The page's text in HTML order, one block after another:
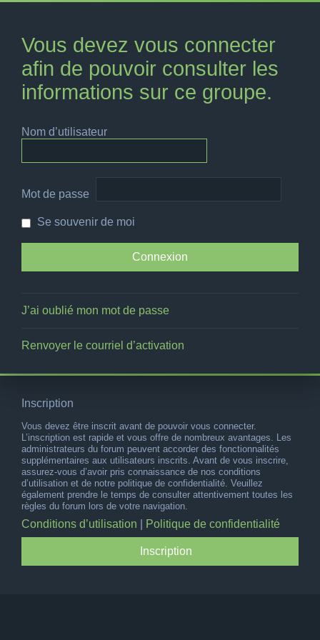
Vous devez vous connecter
afin de pouvoir consulter les
informations sur ce groupe.
Nom d’utilisateur
Mot de passe
Se souvenir de moi
J’ai oublié mon mot de passe
Renvoyer le courriel d’activation
Inscription
Vous devez être inscrit avant de pouvoir vous connecter.
L’inscription est rapide et vous offre de nombreux avantages. Les
administrateurs du forum peuvent accorder des fonctionnalités
supplémentaires aux utilisateurs inscrits. Avant de vous inscrire,
assurez-vous d’avoir pris connaissance de nos conditions
d’utilisation et de notre politique de confidentialité. Veuillez
également prendre le temps de consulter attentivement toutes les
règles du forum lors de votre navigation.
Conditions d’utilisation Politique de confidentialité
Inscription